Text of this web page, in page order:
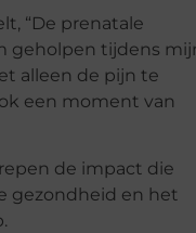
“De prenatale
geholpen tijdens
alleen de pijn te
een moment van
de impact die
gezondheid en het